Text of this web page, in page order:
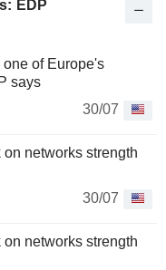
EDP
of Europe's
says
30/07
networks strength
30/07
networks strength